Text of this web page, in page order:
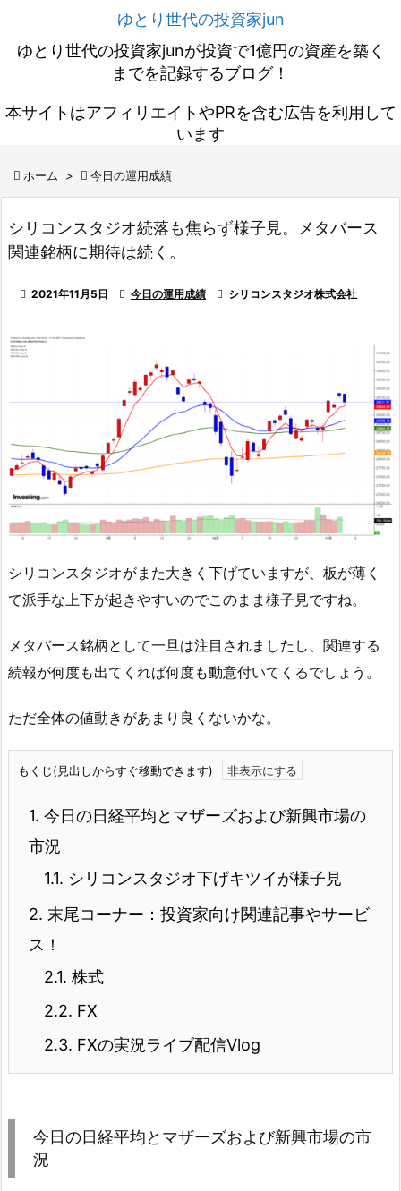
ゆとり世代の投資家jun
ゆとり世代の投資家junが投資で1億円の資産を築く
までを記録するブログ！
本サイトはアフィリエイトやPRを含む広告を利用して
います
 ホーム >  今日の運用成績
シリコンスタジオ続落も焦らず様子見。メタバース
関連銘柄に期待は続く。
 2021年11月5日  今日の運用成績  シリコンスタジオ株式会社
シリコンスタジオがまた大きく下げていますが、板が薄く
て派手な上下が起きやすいのでこのまま様子見ですね。
メタバース銘柄として一旦は注目されましたし、関連する
続報が何度も出てくれば何度も動意付いてくるでしょう。
ただ全体の値動きがあまり良くないかな。
もくじ(見出しからすぐ移動できます)
1. 今日の日経平均とマザーズおよび新興市場の
市況
1.1. シリコンスタジオ下げキツイが様子見
2. 末尾コーナー：投資家向け関連記事やサービ
ス！
2.1. 株式
2.2. FX
2.3. FXの実況ライブ配信Vlog
今日の日経平均とマザーズおよび新興市場の市
況